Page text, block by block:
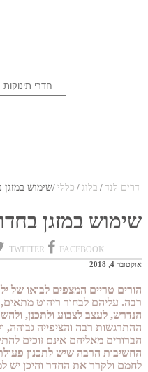
דרים לנד / בלוג / כללי /שימוש במזגן
שימוש במזגן
TWITTER FACEBOOK
אוקטובר 4, 2018
הורים טריים המצפים לבואו של
רבה. עליהם לבחור ריהוט
הנדרש, לעצב לצבוע ולתכנן,
ההתרגשות רבה והציפייה גבוהה,
הברורים מאליהם אינם זוכים
החשיבות הרבה שיש לתכנון
לחמם ולקרר את החדר והיכן יש